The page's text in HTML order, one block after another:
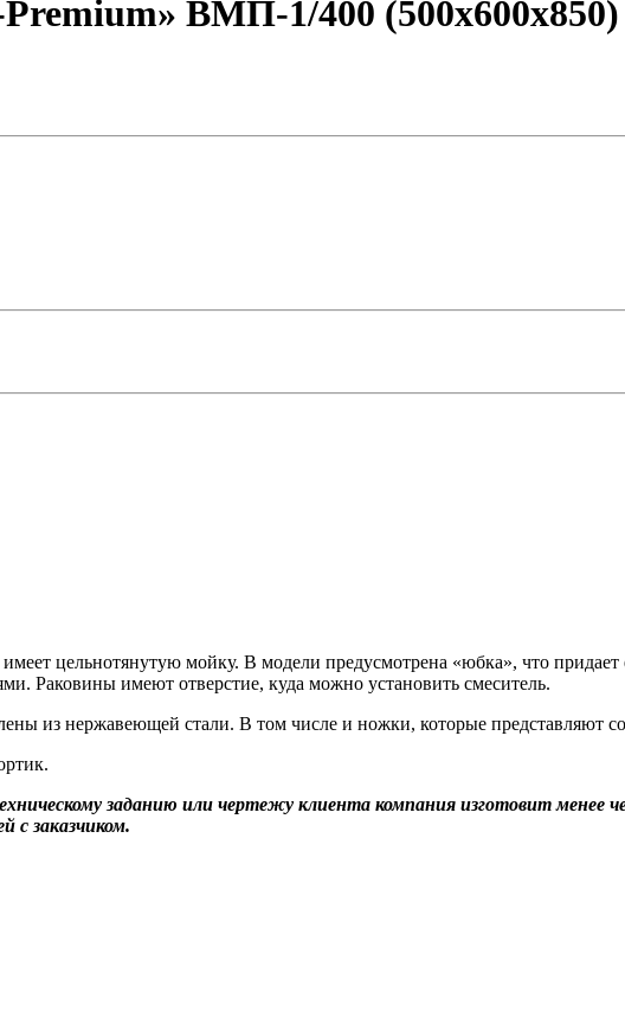
ВМП-1/400 (500х600х850)
цельнотянутую мойку. В модели предусмотрена «юбка», что
Раковины имеют отверстие, куда можно установить смеситель.
из нержавеющей стали. В том числе и ножки, которые представляют
заданию или чертежу клиента компания изготовит менее
с заказчиком.